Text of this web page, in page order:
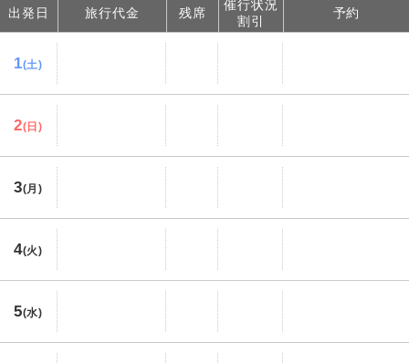
出発日 旅行代金 残席
催行状況
割引
予約
1(土)
2(日)
3(月)
4(火)
5(水)